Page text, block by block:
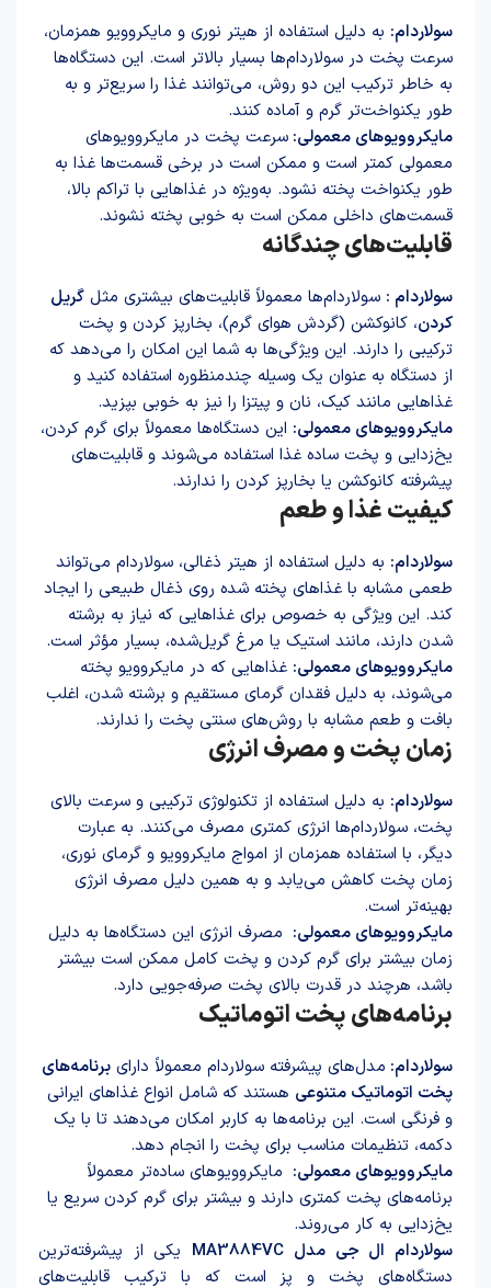
سولاردام: به دلیل استفاده از هیتر نوری و مایکروویو همزمان،
سرعت پخت در سولاردام‌ها بسیار بالاتر است. این دستگاه‌ها
به خاطر ترکیب این دو روش، می‌توانند غذا را سریع‌تر و به
طور یکنواخت‌تر گرم و آماده کنند.
مایکروویوهای معمولی: سرعت پخت در مایکروویوهای
معمولی کمتر است و ممکن است در برخی قسمت‌ها غذا به
طور یکنواخت پخته نشود. به‌ویژه در غذاهایی با تراکم بالا،
قسمت‌های داخلی ممکن است به خوبی پخته نشوند.
قابلیت‌های چندگانه
سولاردام : سولاردام‌ها معمولاً قابلیت‌های بیشتری مثل گریل
کردن، کانوکشن (گردش هوای گرم)، بخارپز کردن و پخت
ترکیبی را دارند. این ویژگی‌ها به شما این امکان را می‌دهد که
از دستگاه به عنوان یک وسیله چندمنظوره استفاده کنید و
غذاهایی مانند کیک، نان و پیتزا را نیز به خوبی بپزید.
مایکروویوهای معمولی: این دستگاه‌ها معمولاً برای گرم کردن،
یخ‌زدایی و پخت ساده غذا استفاده می‌شوند و قابلیت‌های
پیشرفته کانوکشن یا بخارپز کردن را ندارند.
کیفیت غذا و طعم
سولاردام: به دلیل استفاده از هیتر ذغالی، سولاردام می‌تواند
طعمی مشابه با غذاهای پخته شده روی ذغال طبیعی را ایجاد
کند. این ویژگی به خصوص برای غذاهایی که نیاز به برشته
شدن دارند، مانند استیک یا مرغ گریل‌شده، بسیار مؤثر است.
مایکروویوهای معمولی: غذاهایی که در مایکروویو پخته
می‌شوند، به دلیل فقدان گرمای مستقیم و برشته شدن، اغلب
بافت و طعم مشابه با روش‌های سنتی پخت را ندارند.
زمان پخت و مصرف انرژی
سولاردام: به دلیل استفاده از تکنولوژی ترکیبی و سرعت بالای
پخت، سولاردام‌ها انرژی کمتری مصرف می‌کنند. به عبارت
دیگر، با استفاده همزمان از امواج مایکروویو و گرمای نوری،
زمان پخت کاهش می‌یابد و به همین دلیل مصرف انرژی
بهینه‌تر است.
مایکروویوهای معمولی: مصرف انرژی این دستگاه‌ها به دلیل
زمان بیشتر برای گرم کردن و پخت کامل ممکن است بیشتر
باشد، هرچند در قدرت بالای پخت صرفه‌جویی دارد.
برنامه‌های پخت اتوماتیک
سولاردام: مدل‌های پیشرفته سولاردام معمولاً دارای برنامه‌های
پخت اتوماتیک متنوعی هستند که شامل انواع غذاهای ایرانی
و فرنگی است. این برنامه‌ها به کاربر امکان می‌دهند تا با یک
دکمه، تنظیمات مناسب برای پخت را انجام دهد.
مایکروویوهای معمولی: مایکروویوهای ساده‌تر معمولاً
برنامه‌های پخت کمتری دارند و بیشتر برای گرم کردن سریع یا
یخ‌زدایی به کار می‌روند.
سولاردام ال جی مدل MA3884VC
یکی از پیشرفته‌ترین
دستگاه‌های پخت و پز است که با ترکیب قابلیت‌های